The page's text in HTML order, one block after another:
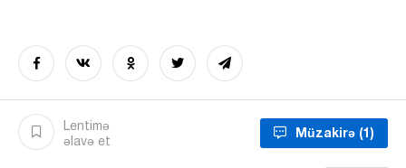
Lentimə
əlavə et
Müzakirə (1)